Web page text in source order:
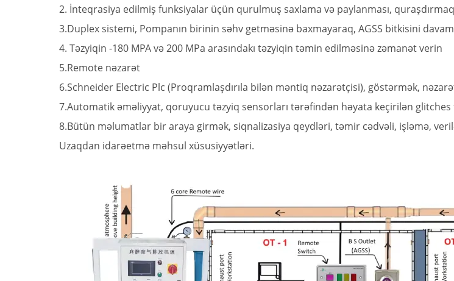
2. İnteqrasiya edilmiş funksiyalar üçün qurulmuş saxlama və paylanması,
3.Duplex sistemi, Pompanın birinin səhv getməsinə baxmayaraq, AGSS bitkisini
4. Təzyiqin -180 MPA və 200 MPa arasındakı təzyiqin təmin edilməsinə zəmanət verin
5.Remote nəzarət
6.Schneider Electric Plc (Proqramlaşdırıla bilən məntiq nəzarətçisi), göstərmək,
7.Automatik əməliyyat, qoruyucu təzyiq sensorları tərəfindən həyata keçirilən glitches
8.Bütün məlumatlar bir araya girmək, siqnalizasiya qeydləri, təmir cədvəli, işləmə,
Uzaqdan idarəetmə məhsul xüsusiyyətləri.